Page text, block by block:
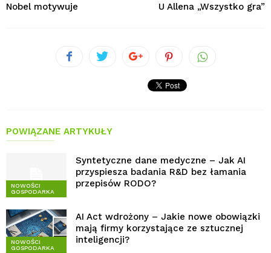
Nobel motywuje U Allena „Wszystko gra”
POWIĄZANE ARTYKUŁY
NOWOŚCI
GOSPODARKA
Syntetyczne dane medyczne – Jak AI
przyspiesza badania R&D bez łamania
przepisów RODO?
NOWOŚCI
GOSPODARKA
AI Act wdrożony – Jakie nowe obowiązki
mają firmy korzystające ze sztucznej
inteligencji?